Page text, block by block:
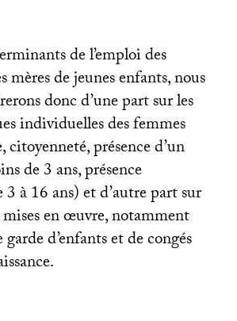
de l’emploi des
mères de jeunes enfants, nous
donc d’une part sur les
individuelles des femmes
citoyenneté, présence d’un
de 3 ans, présence
3 à 16 ans) et d’autre part sur
en œuvre, notamment
d’enfants et de congés